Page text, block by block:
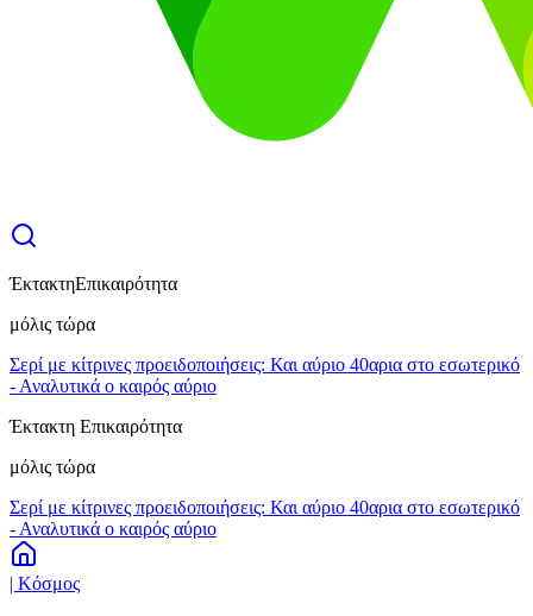
ΈκτακτηΕπικαιρότητα
μόλις τώρα
Σερί με κίτρινες προειδοποιήσεις: Και αύριο 40αρια στο εσωτερικό
- Αναλυτικά ο καιρός αύριο
Έκτακτη Επικαιρότητα
μόλις τώρα
Σερί με κίτρινες προειδοποιήσεις: Και αύριο 40αρια στο εσωτερικό
- Αναλυτικά ο καιρός αύριο
| Κόσμος